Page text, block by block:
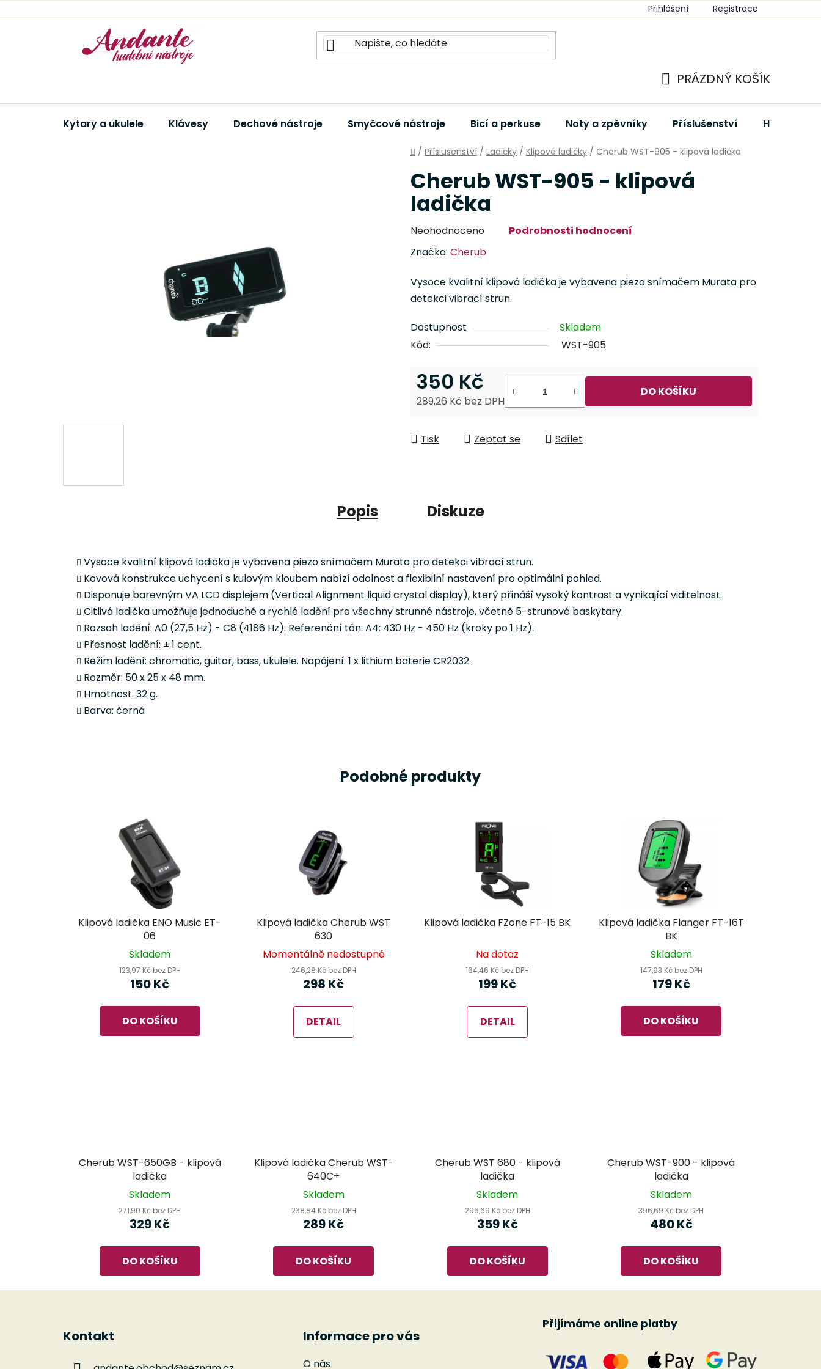
na
Přihlášení Registrace
KOŠÍK
PRÁZDNÝ KOŠÍK
Kytary a ukulele Klávesy Dechové nástroje Smyčcové nástroje Bicí a perkuse Noty a zpěvníky Příslušenství Hudební
Domů
/ Příslušenství / Ladičky / Klipové ladičky / Cherub WST-905 - klipová ladička
Cherub WST-905 - klipová
ladička
Průměrné
produktu
je
0,0
5
hvězdiček.
Neohodnoceno
Podrobnosti hodnocení
Značka: Cherub
Vysoce kvalitní klipová ladička je vybavena piezo snímačem Murata pro
detekci vibrací strun.
Dostupnost
Skladem
Kód:
WST-905
350 Kč
289,26 Kč bez DPH
DO KOŠÍKU
Tisk Zeptat se Sdílet
Popis Diskuze
Vysoce kvalitní klipová ladička je vybavena piezo snímačem Murata pro detekci vibrací strun.
Kovová konstrukce uchycení s kulovým kloubem nabízí odolnost a flexibilní nastavení pro optimální pohled.
Disponuje barevným VA LCD displejem (Vertical Alignment liquid crystal display), který přináší vysoký kontrast a vynikající viditelnost.
Citlivá ladička umožňuje jednoduché a rychlé ladění pro všechny strunné nástroje, včetně 5-strunové baskytary.
Rozsah ladění: A0 (27,5 Hz) - C8 (4186 Hz). Referenční tón: A4: 430 Hz - 450 Hz (kroky po 1 Hz).
Přesnost ladění: ± 1 cent.
Režim ladění: chromatic, guitar, bass, ukulele. Napájení: 1 x lithium baterie CR2032.
Rozměr: 50 x 25 x 48 mm.
Hmotnost: 32 g.
Barva: černá
Podobné produkty
Klipová ladička ENO Music ET-
06
Skladem
123,97 Kč bez DPH
150 Kč
DO KOŠÍKU
Klipová ladička Cherub WST
630
Momentálně nedostupné
246,28 Kč bez DPH
298 Kč
DETAIL
Klipová ladička FZone FT-15 BK
Na dotaz
164,46 Kč bez DPH
199 Kč
DETAIL
Klipová ladička Flanger FT-16T
BK
Skladem
147,93 Kč bez DPH
179 Kč
DO KOŠÍKU
Cherub WST-650GB - klipová
ladička
Skladem
271,90 Kč bez DPH
329 Kč
DO KOŠÍKU
Klipová ladička Cherub WST-
640C+
Skladem
238,84 Kč bez DPH
289 Kč
DO KOŠÍKU
Cherub WST 680 - klipová
ladička
Skladem
296,69 Kč bez DPH
359 Kč
DO KOŠÍKU
Cherub WST-900 - klipová
ladička
Skladem
396,69 Kč bez DPH
480 Kč
DO KOŠÍKU
Kontakt Informace pro vás
O nás
Přijímáme online platby